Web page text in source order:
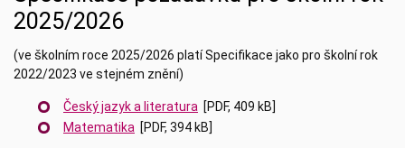
2025/2026
(ve školním roce 2025/2026 platí Specifikace jako pro školní rok
2022/2023 ve stejném znění)
Český jazyk a literatura [PDF, 409 kB]
Matematika [PDF, 394 kB]